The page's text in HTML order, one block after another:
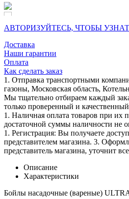
АВТОРИЗУЙТЕСЬ, ЧТОБЫ
Доставка
Наши гарантии
Оплата
Как сделать заказ
1. Отправка транспортными
газоны, Московская область,
Мы тщательно отбираем каждый
только проверенный и
1. Наличная оплата товаров при их
достаточной суммы наличности не
1. Регистрация: Вы получаете
представителем магазина. 3.
представитель магазина, уточнит
Описание
Характеристики
Бойлы насадочные (вареные)